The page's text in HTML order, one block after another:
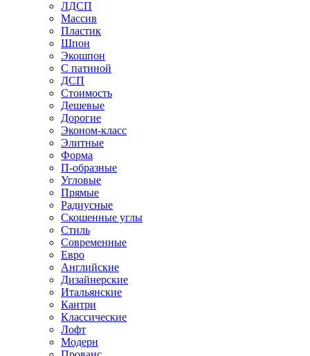
ЛДСП
Массив
Пластик
Шпон
Экошпон
С патиной
ДСП
Стоимость
Дешевые
Дорогие
Эконом-класс
Элитные
Форма
П-образные
Угловые
Прямые
Радиусные
Скошенные углы
Стиль
Современные
Евро
Английские
Дизайнерские
Итальянские
Кантри
Классические
Лофт
Модерн